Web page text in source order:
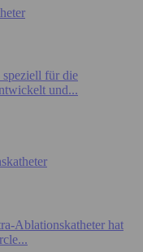
speziell für die
und...
Ablationskatheter hat